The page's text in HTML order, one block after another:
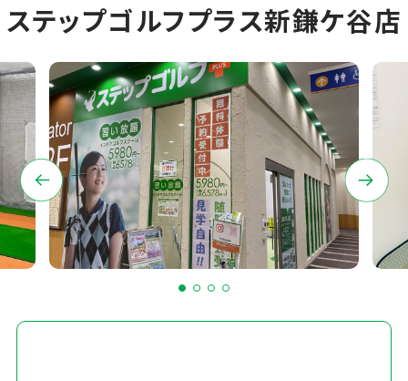
ステップゴルフプラス新鎌ケ谷店